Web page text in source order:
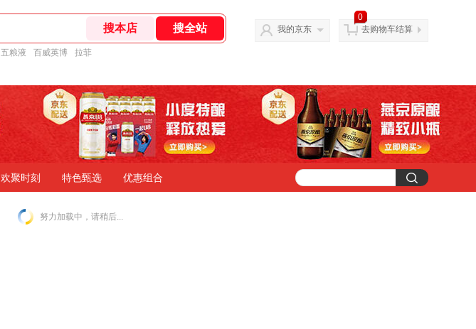
五粮液 百威英博 拉菲
我的京东
0
去购物车结算
欢聚时刻 特色甄选 优惠组合
努力加载中，请稍后...